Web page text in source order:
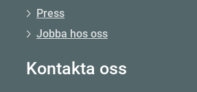
Press
Jobba hos oss
Kontakta oss